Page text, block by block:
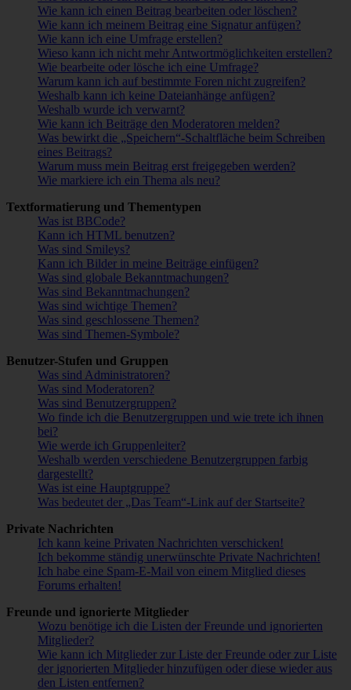
Wie kann ich einen Beitrag bearbeiten oder löschen?
Wie kann ich meinem Beitrag eine Signatur anfügen?
Wie kann ich eine Umfrage erstellen?
Wieso kann ich nicht mehr Antwortmöglichkeiten erstellen?
Wie bearbeite oder lösche ich eine Umfrage?
Warum kann ich auf bestimmte Foren nicht zugreifen?
Weshalb kann ich keine Dateianhänge anfügen?
Weshalb wurde ich verwarnt?
Wie kann ich Beiträge den Moderatoren melden?
Was bewirkt die „Speichern“-Schaltfläche beim Schreiben
eines Beitrags?
Warum muss mein Beitrag erst freigegeben werden?
Wie markiere ich ein Thema als neu?
Textformatierung und Thementypen
Was ist BBCode?
Kann ich HTML benutzen?
Was sind Smileys?
Kann ich Bilder in meine Beiträge einfügen?
Was sind globale Bekanntmachungen?
Was sind Bekanntmachungen?
Was sind wichtige Themen?
Was sind geschlossene Themen?
Was sind Themen-Symbole?
Benutzer-Stufen und Gruppen
Was sind Administratoren?
Was sind Moderatoren?
Was sind Benutzergruppen?
Wo finde ich die Benutzergruppen und wie trete ich ihnen
bei?
Wie werde ich Gruppenleiter?
Weshalb werden verschiedene Benutzergruppen farbig
dargestellt?
Was ist eine Hauptgruppe?
Was bedeutet der „Das Team“-Link auf der Startseite?
Private Nachrichten
Ich kann keine Privaten Nachrichten verschicken!
Ich bekomme ständig unerwünschte Private Nachrichten!
Ich habe eine Spam-E-Mail von einem Mitglied dieses
Forums erhalten!
Freunde und ignorierte Mitglieder
Wozu benötige ich die Listen der Freunde und ignorierten
Mitglieder?
Wie kann ich Mitglieder zur Liste der Freunde oder zur Liste
der ignorierten Mitglieder hinzufügen oder diese wieder aus
den Listen entfernen?